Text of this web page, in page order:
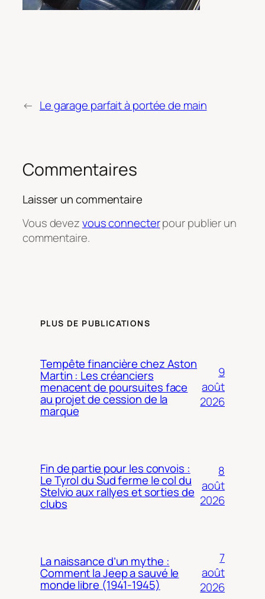
← Le garage parfait à portée de main
Commentaires
Laisser un commentaire
Vous devezvous connecterpour publier un
commentaire.
PLUS DE PUBLICATIONS
Tempête financière chez Aston
Martin : Les créanciers
menacent de poursuites face
au projet de cession de la
marque
9
août
2026
Fin de partie pour les convois :
Le Tyrol du Sud ferme le col du
Stelvio aux rallyes et sorties de
clubs
8
août
2026
La naissance d’un mythe :
Comment la Jeep a sauvé le
monde libre (1941-1945)
7
août
2026